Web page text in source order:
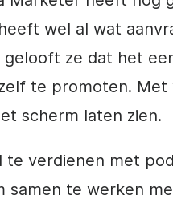
wel al wat
ze dat het
te promoten. Met
scherm laten zien.
te verdienen met
samen te werken